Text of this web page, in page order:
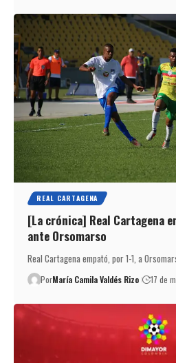
REAL CARTAGENA
[La crónica] Real Cartagena
ante Orsomarso
Real Cartagena empató, por 1-1, a
PorMaría Camila Valdés Rizo 17 de